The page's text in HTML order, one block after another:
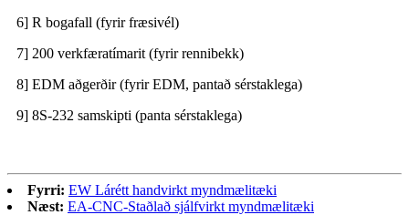
6] R bogafall (fyrir fræsivél)
7] 200 verkfæratímarit (fyrir rennibekk)
8] EDM aðgerðir (fyrir EDM, pantað sérstaklega)
9] 8S-232 samskipti (panta sérstaklega)
Fyrri: EW Lárétt handvirkt myndmælitæki
Næst: EA-CNC-Staðlað sjálfvirkt myndmælitæki